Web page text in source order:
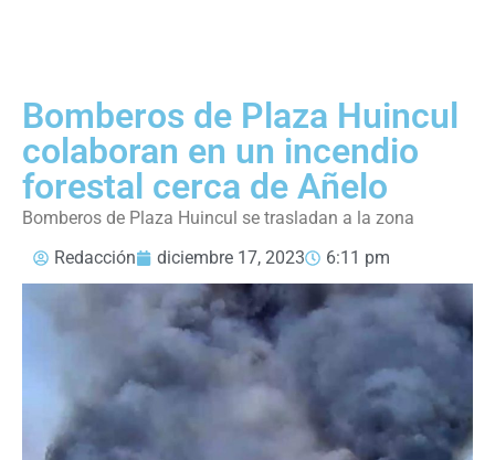
Bomberos de Plaza Huincul
colaboran en un incendio
forestal cerca de Añelo
Bomberos de Plaza Huincul se trasladan a la zona
Redacción
diciembre 17, 2023 6:11 pm